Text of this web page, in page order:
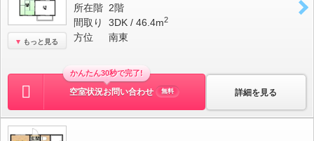
もっと見る
所在階 2階
間取り
3DK / 46.4m2
方位 南東
詳細を見る
かんたん30秒で完了!
空室状況お問い合わせ 無料